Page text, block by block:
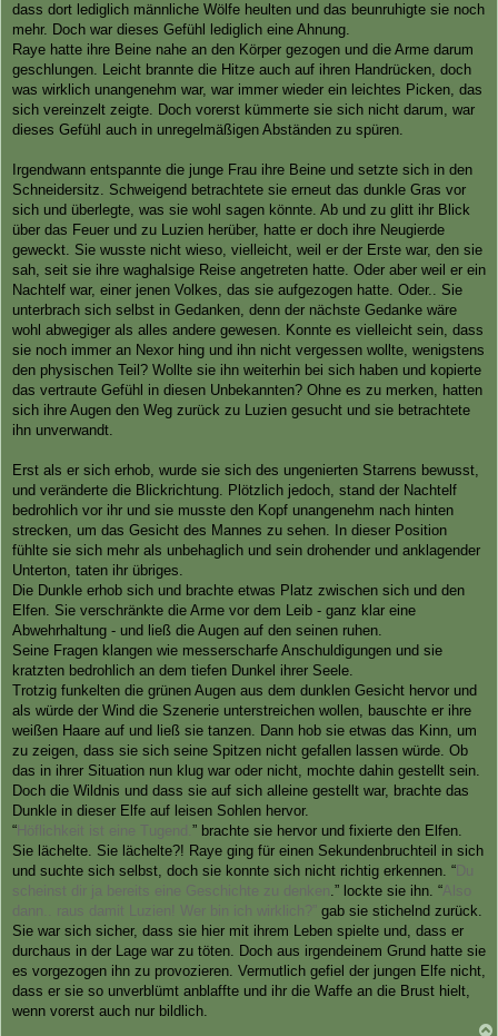
dass dort lediglich männliche Wölfe heulten und das beunruhigte sie noch
mehr. Doch war dieses Gefühl lediglich eine Ahnung.
Raye hatte ihre Beine nahe an den Körper gezogen und die Arme darum
geschlungen. Leicht brannte die Hitze auch auf ihren Handrücken, doch
was wirklich unangenehm war, war immer wieder ein leichtes Picken, das
sich vereinzelt zeigte. Doch vorerst kümmerte sie sich nicht darum, war
dieses Gefühl auch in unregelmäßigen Abständen zu spüren.
Irgendwann entspannte die junge Frau ihre Beine und setzte sich in den
Schneidersitz. Schweigend betrachtete sie erneut das dunkle Gras vor
sich und überlegte, was sie wohl sagen könnte. Ab und zu glitt ihr Blick
über das Feuer und zu Luzien herüber, hatte er doch ihre Neugierde
geweckt. Sie wusste nicht wieso, vielleicht, weil er der Erste war, den sie
sah, seit sie ihre waghalsige Reise angetreten hatte. Oder aber weil er ein
Nachtelf war, einer jenen Volkes, das sie aufgezogen hatte. Oder.. Sie
unterbrach sich selbst in Gedanken, denn der nächste Gedanke wäre
wohl abwegiger als alles andere gewesen. Konnte es vielleicht sein, dass
sie noch immer an Nexor hing und ihn nicht vergessen wollte, wenigstens
den physischen Teil? Wollte sie ihn weiterhin bei sich haben und kopierte
das vertraute Gefühl in diesen Unbekannten? Ohne es zu merken, hatten
sich ihre Augen den Weg zurück zu Luzien gesucht und sie betrachtete
ihn unverwandt.
Erst als er sich erhob, wurde sie sich des ungenierten Starrens bewusst,
und veränderte die Blickrichtung. Plötzlich jedoch, stand der Nachtelf
bedrohlich vor ihr und sie musste den Kopf unangenehm nach hinten
strecken, um das Gesicht des Mannes zu sehen. In dieser Position
fühlte sie sich mehr als unbehaglich und sein drohender und anklagender
Unterton, taten ihr übriges.
Die Dunkle erhob sich und brachte etwas Platz zwischen sich und den
Elfen. Sie verschränkte die Arme vor dem Leib - ganz klar eine
Abwehrhaltung - und ließ die Augen auf den seinen ruhen.
Seine Fragen klangen wie messerscharfe Anschuldigungen und sie
kratzten bedrohlich an dem tiefen Dunkel ihrer Seele.
Trotzig funkelten die grünen Augen aus dem dunklen Gesicht hervor und
als würde der Wind die Szenerie unterstreichen wollen, bauschte er ihre
weißen Haare auf und ließ sie tanzen. Dann hob sie etwas das Kinn, um
zu zeigen, dass sie sich seine Spitzen nicht gefallen lassen würde. Ob
das in ihrer Situation nun klug war oder nicht, mochte dahin gestellt sein.
Doch die Wildnis und dass sie auf sich alleine gestellt war, brachte das
Dunkle in dieser Elfe auf leisen Sohlen hervor.
“ Höflichkeit ist eine Tugend.” brachte sie hervor und fixierte den Elfen.
Sie lächelte. Sie lächelte?! Raye ging für einen Sekundenbruchteil in sich
und suchte sich selbst, doch sie konnte sich nicht richtig erkennen. “ Du
scheinst dir ja bereits eine Geschichte zu denken.” lockte sie ihn. “Also
dann.. raus damit Luzien! Wer bin ich wirklich?” gab sie stichelnd zurück.
Sie war sich sicher, dass sie hier mit ihrem Leben spielte und, dass er
durchaus in der Lage war zu töten. Doch aus irgendeinem Grund hatte sie
es vorgezogen ihn zu provozieren. Vermutlich gefiel der jungen Elfe nicht,
dass er sie so unverblümt anblaffte und ihr die Waffe an die Brust hielt,
wenn vorerst auch nur bildlich.